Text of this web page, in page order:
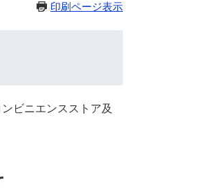
印刷ページ表示
ビニエンスストア及